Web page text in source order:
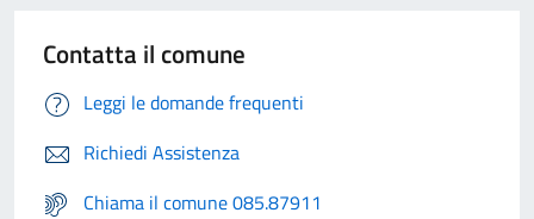
Contatta il comune
Leggi le domande frequenti
Richiedi Assistenza
Chiama il comune 085.87911